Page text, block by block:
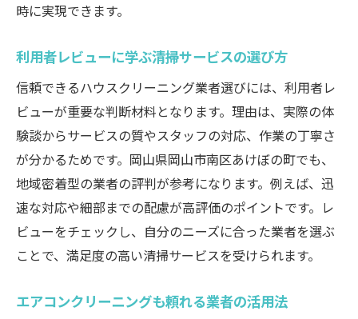
時に実現できます。
利用者レビューに学ぶ清掃サービスの選び方
信頼できるハウスクリーニング業者選びには、利用者レ
ビューが重要な判断材料となります。理由は、実際の体
験談からサービスの質やスタッフの対応、作業の丁寧さ
が分かるためです。岡山県岡山市南区あけぼの町でも、
地域密着型の業者の評判が参考になります。例えば、迅
速な対応や細部までの配慮が高評価のポイントです。レ
ビューをチェックし、自分のニーズに合った業者を選ぶ
ことで、満足度の高い清掃サービスを受けられます。
エアコンクリーニングも頼れる業者の活用法